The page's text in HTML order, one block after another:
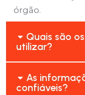
órgão.
Quais são
utilizar?
As
confiáveis?